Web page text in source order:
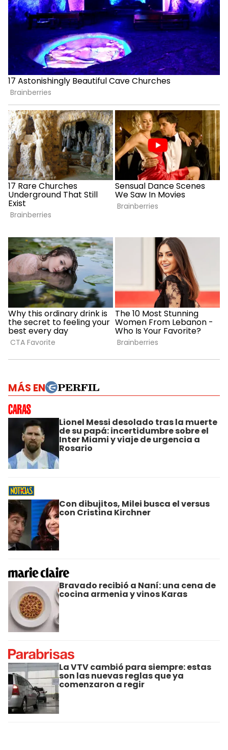
MÁS EN
Lionel Messi desolado tras la muerte
de su papá: incertidumbre sobre el
Inter Miami y viaje de urgencia a
Rosario
Con dibujitos, Milei busca el versus
con Cristina Kirchner
Bravado recibió a Naní: una cena de
cocina armenia y vinos Karas
La VTV cambió para siempre: estas
son las nuevas reglas que ya
comenzaron a regir